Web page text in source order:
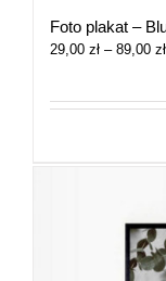
Foto plakat –
29,00 zł – 89,00 zł